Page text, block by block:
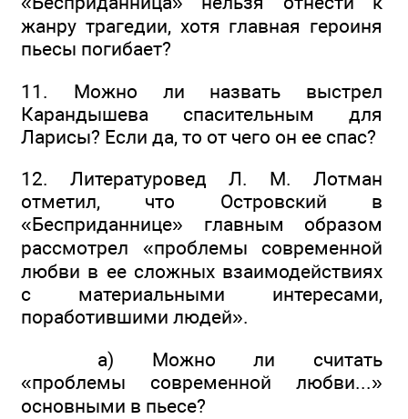
жанру трагедии, хотя главная героиня
пьесы погибает?
11. Можно ли назвать выстрел
Карандышева спасительным для
Ларисы? Если да, то от чего он ее спас?
12. Литературовед Л. М. Лотман
отметил, что Островский в
«Бесприданнице» главным образом
рассмотрел «проблемы современной
любви в ее сложных взаимодействиях
с материальными интересами,
поработившими людей».
а) Можно ли считать
«проблемы современной любви...»
основными в пьесе?